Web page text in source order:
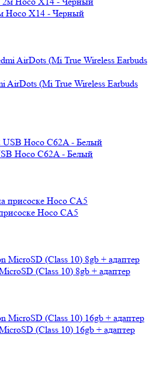
Hoco X14 - Черный
(Mi True Wireless Earbuds
Hoco C62A - Белый
Hoco CA5
(Class 10) 8gb + адаптер
(Class 10) 16gb + адаптер